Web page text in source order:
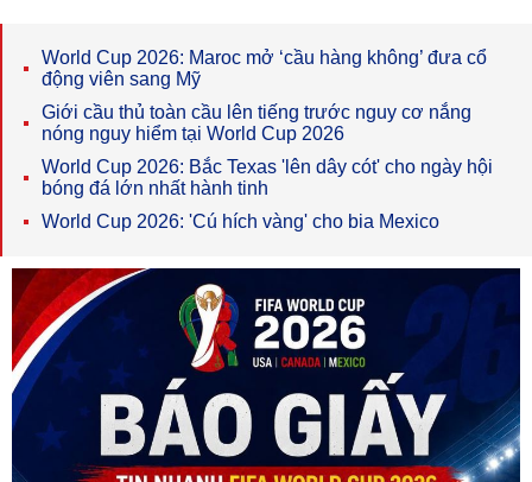
World Cup 2026: Maroc mở ‘cầu hàng không’ đưa cổ
động viên sang Mỹ
Giới cầu thủ toàn cầu lên tiếng trước nguy cơ nắng
nóng nguy hiểm tại World Cup 2026
World Cup 2026: Bắc Texas 'lên dây cót' cho ngày hội
bóng đá lớn nhất hành tinh
World Cup 2026: 'Cú hích vàng' cho bia Mexico